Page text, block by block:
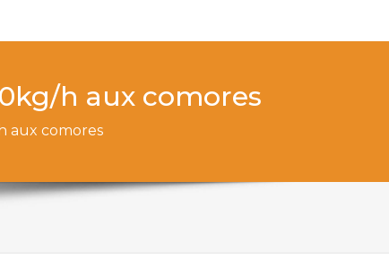
h aux comores
aux comores